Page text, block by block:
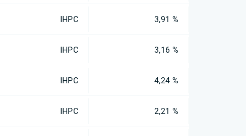
IHPC 3,91 %
IHPC 3,16 %
IHPC 4,24 %
IHPC 2,21 %